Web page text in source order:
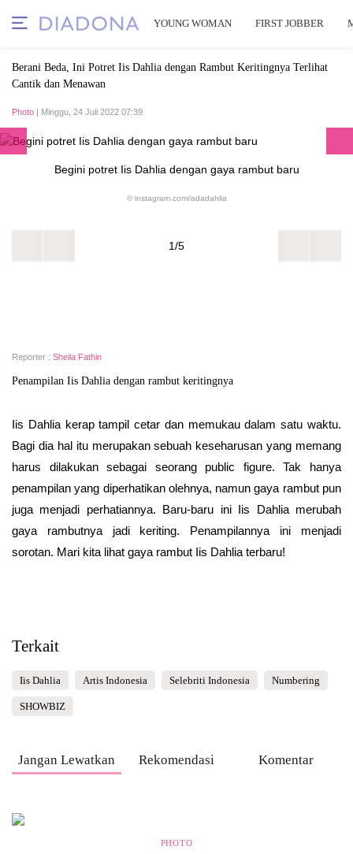
YOUNG WOMAN FIRST JOBBER
Berani Beda, Ini Potret Iis Dahlia dengan Rambut Keritingnya Terlihat
Cantik dan Menawan
Photo | Minggu, 24 Juli 2022 07:39
Begini potret Iis Dahlia dengan gaya rambut baru
© instagram.com/isdadahlia
1/5
Reporter : Sheila Fathin
Penampilan Iis Dahlia dengan rambut keritingnya
Iis Dahlia kerap tampil cetar dan memukau dalam satu waktu.
Bagi dia hal itu merupakan sebuah keseharusan yang memang
harus dilakukan sebagai seorang public figure. Tak hanya
penampilan yang diperhatikan olehnya, namun gaya rambut pun
juga menjadi perhatiannya. Baru-baru ini Iis Dahlia merubah
gaya rambutnya jadi keriting. Penampilannya ini menjadi
sorotan. Mari kita lihat gaya rambut Iis Dahlia terbaru!
Terkait
Iis Dahlia Artis Indonesia Selebriti Indonesia Numbering
SHOWBIZ
Jangan Lewatkan Rekomendasi Komentar
PHOTO